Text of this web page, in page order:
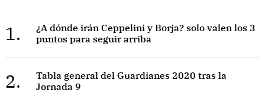
1.
¿A dónde irán Ceppelini y Borja? solo valen los 3
puntos para seguir arriba
2.
Tabla general del Guardianes 2020 tras la
Jornada 9